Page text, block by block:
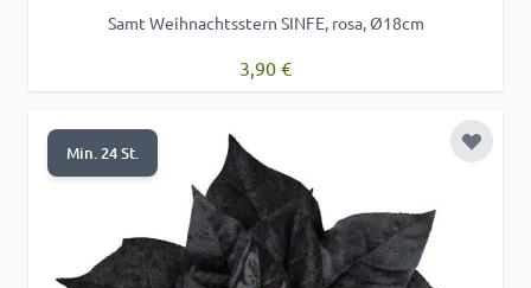
Samt Weihnachtsstern SINFE, rosa, Ø18cm
3,90 €
Min. 24 St. Zur